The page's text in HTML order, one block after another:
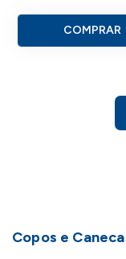
COMPRAR
Copos e